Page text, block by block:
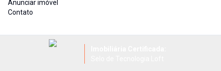
Anunciar imóvel
Contato